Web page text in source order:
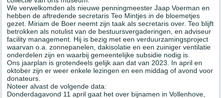
We verwelkomden als nieuwe penningmeester Jaap Voerman en
hebben de aftredende secretaris Teo Mintjes in de bloemetjes
gezet. Miriam de Boer neemt zijn taak als secretaris over. Teo blijft
betrokken als notulist van de bestuursvergaderingen, en adviseur
facility management. Hij is bezig met een verduurzamingsproject
waarvan o.a. zonnepanelen, dakisolatie en een zuiniger ventilatie
onderdelen zijn en waarbij gemeentelijke subsidie nodig is.
Ons jaarplan is grotendeels gelijk aan dat van 2023. In april en
oktober zijn er weer enkele lezingen en een middag of avond voor
donateurs.
Noteer alvast de volgende data:
Donderdagavond 11 april gaat het over bijnamen in Vollenhove,